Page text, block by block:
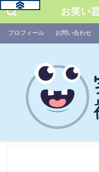
お笑い
プロフィール お問い合わせ